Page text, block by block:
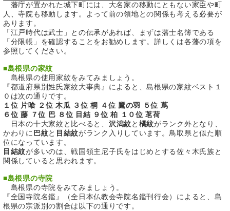
藩庁が置かれた城下町には、大名家の移動にともない家臣や町
人、寺院も移動します。よって前の領地との関係も考える必要が
あります。
「江戸時代は武士」との伝承があれば、まずは藩士名簿である
「分限帳」を確認することをお勧めします。詳しくは各藩の項を
参照してください。
■島根県の家紋
島根県の使用家紋をみてみましょう。
『都道府県別姓氏家紋大事典』によると、島根県の家紋ベスト１
０は次の通りです。
１位 片喰 ２位 木瓜 ３位 桐 ４位 鷹の羽 ５位 蔦
６位 藤 ７位 巴 ８位 目結 ９位 柏 １０位 茗荷
日本の十大家紋と比べると、 沢潟紋と 橘紋がランク外となり、
かわりに 巴紋と 目結紋がランク入りしています。鳥取県と似た順
位になっています。
目結紋が多いのは、戦国領主尼子氏をはじめとする佐々木氏族と
関係していると思われます。
■島根県の寺院
島根県の寺院をみてみましょう。
『全国寺院名鑑』（全日本仏教会寺院名鑑刊行会）によると、島
根県の宗派別の割合は以下の通りです。